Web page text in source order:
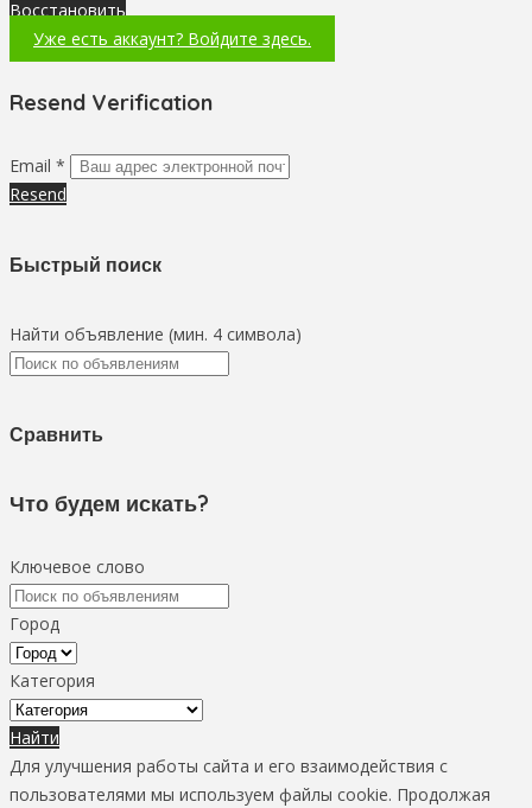
Восстановить
Уже есть аккаунт? Войдите здесь.
Resend Verification
Email *
Resend
Быстрый поиск
Найти объявление (мин. 4 символа)
Сравнить
Что будем искать?
Ключевое слово
Город
Категория
Найти
Для улучшения работы сайта и его взаимодействия с
пользователями мы используем файлы cookie. Продолжая